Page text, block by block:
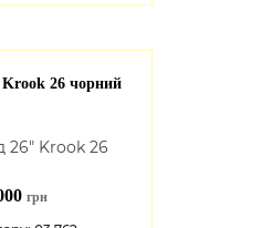
26 чорний
грн